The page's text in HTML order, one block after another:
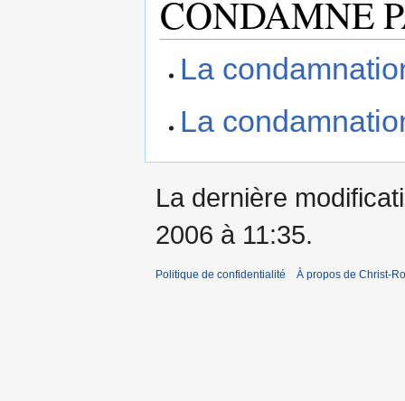
CONDAMNE
La
La
La dernière
2006 à 11:35.
Politique de confidentialité À propos de Christ-